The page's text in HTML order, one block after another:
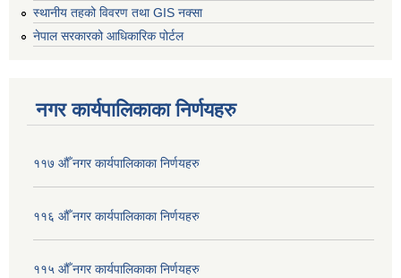
स्थानीय तहको विवरण तथा GIS नक्सा
नेपाल सरकारको आधिकारिक पोर्टल
नगर कार्यपालिकाका निर्णयहरु
११७ औँ नगर कार्यपालिकाका निर्णयहरु
११६ औँ नगर कार्यपालिकाका निर्णयहरु
११५ औँ नगर कार्यपालिकाका निर्णयहरु